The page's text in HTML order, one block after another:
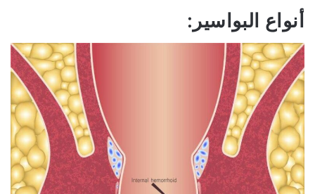
أنواع البواسير: